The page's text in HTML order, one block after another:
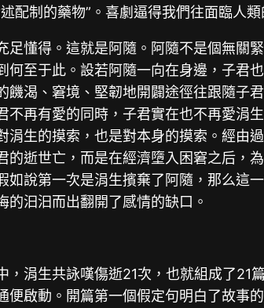
配制的藥物”。喜劇逼得我們往面臨人類
懂得。這就是阿隨。阿隨不是個無關
至于此。設若阿隨一向在身邊，子君
渴、窘境、堅韌地開闢途徑往跟隨子
再有愛的同時，子君實在也不再愛涓
生的摸索，也是對本身的摸索。經由
逝世亡，而是在經濟墮入困窘之后，
說第一次是涓生擯棄了阿隨，那么這
汩汩而出翻開了感情的缺口。
涓生共詠嘆傷逝21次，也就組成了21
便啟動。開篇第一個假定句明白了故